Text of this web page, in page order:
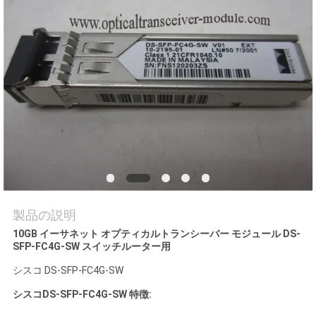
品
質
連
絡
く
だ
製品の説明
10GB イーサネット オプティカルトランシーバー モジュール DS-
SFP-FC4G-SW スイッチルーター用
シスコ DS-SFP-FC4G-SW
シスコ DS-SFP-FC4G-SW 特徴: